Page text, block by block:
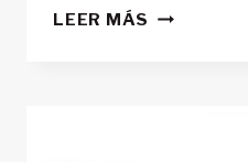
LEER MÁS CÓMO